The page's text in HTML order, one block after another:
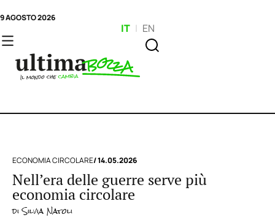
9 AGOSTO 2026
IT | EN
ECONOMIA CIRCOLARE/ 14.05.2026
Nell’era delle guerre serve più
economia circolare
diSilvia Natoli